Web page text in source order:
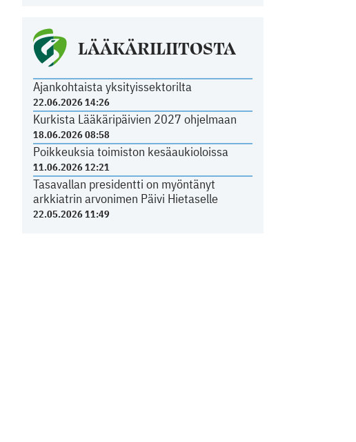
LÄÄKÄRILIITOSTA
Ajankohtaista yksityissektorilta
22.06.2026 14:26
Kurkista Lääkäripäivien 2027 ohjelmaan
18.06.2026 08:58
Poikkeuksia toimiston kesäaukioloissa
11.06.2026 12:21
Tasavallan presidentti on myöntänyt
arkkiatrin arvonimen Päivi Hietaselle
22.05.2026 11:49